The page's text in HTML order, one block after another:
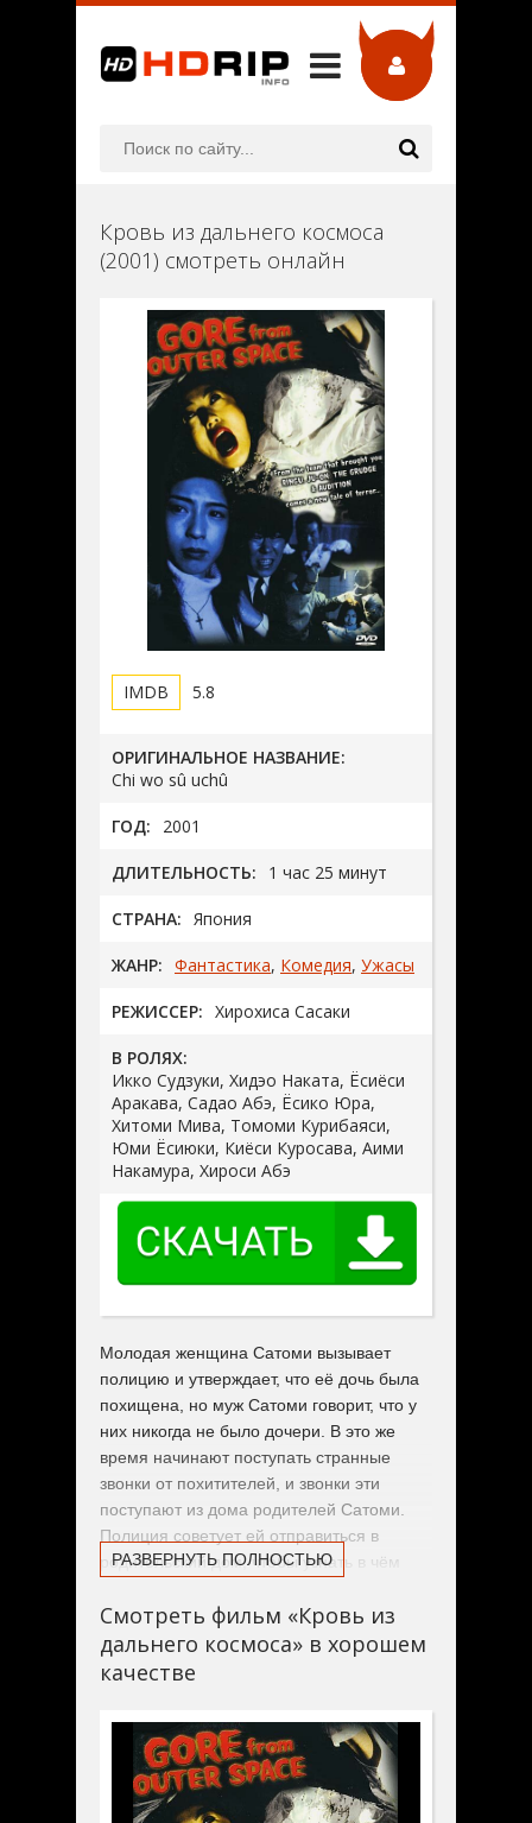
Кровь из дальнего космоса
(2001) смотреть онлайн
5.8
ОРИГИНАЛЬНОЕ НАЗВАНИЕ:
Chi wo sû uchû
ГОД: 2001
ДЛИТЕЛЬНОСТЬ: 1 час 25 минут
СТРАНА: Япония
ЖАНР: Фантастика, Комедия, Ужасы
РЕЖИССЕР: Хирохиса Сасаки
В РОЛЯХ:
Икко Судзуки, Хидэо Наката, Ёсиёси
Аракава, Садао Абэ, Ёсико Юра,
Хитоми Мива, Томоми Курибаяси,
Юми Ёсиюки, Киёси Куросава, Аими
Накамура, Хироси Абэ
Молодая женщина Сатоми вызывает
полицию и утверждает, что её дочь была
похищена, но муж Сатоми говорит, что у
них никогда не было дочери. В это же
время начинают поступать странные
звонки от похитителей, и звонки эти
поступают из дома родителей Сатоми.
Полиция советует ей отправиться в
родительский дом, чтобы узнать в чём
ребёнка, если он существует на самом
деле, могут быть причастны
инопланетяне.
РАЗВЕРНУТЬ ПОЛНОСТЬЮ
Смотреть фильм «Кровь из
дальнего космоса» в хорошем
качестве